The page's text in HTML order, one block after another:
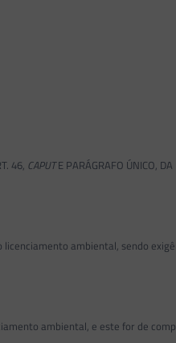
46, CAPUTE PARÁGRAFO ÚNICO, DA
ambiental, sendo
ambiental, e este for de